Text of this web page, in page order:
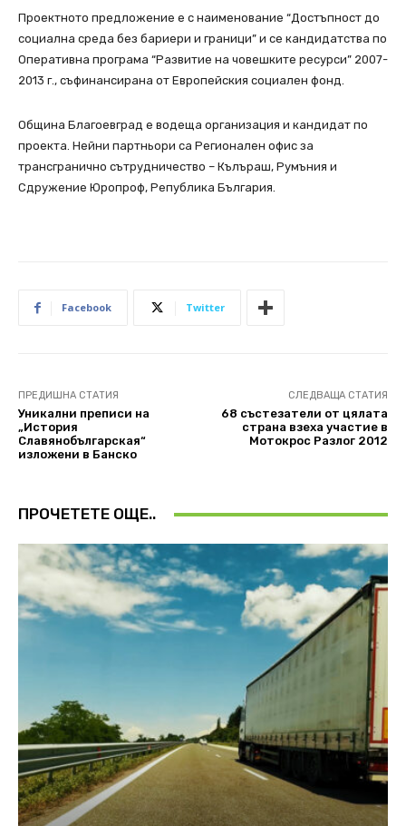
Проектното предложение е с наименование “Достъпност до
социална среда без бариери и граници” и се кандидатства по
Оперативна програма “Развитие на човешките ресурси” 2007-
2013 г., съфинансирана от Европейския социален фонд.
Община Благоевград е водеща организация и кандидат по
проекта. Нейни партньори са Регионален офис за
трансгранично сътрудничество – Кълъраш, Румъния и
Сдружение Юропроф, Република България.
Facebook Twitter
ПРЕДИШНА СТАТИЯ
Уникални преписи на
„История
Славянобългарская“
изложени в Банско
СЛЕДВАЩА СТАТИЯ
68 състезатели от цялата
страна взеха участие в
Мотокрос Разлог 2012
ПРОЧЕТЕТЕ ОЩЕ..